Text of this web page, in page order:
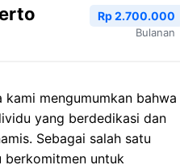
Rp 2.700.000
Bulanan
kami mengumumkan bahwa
yang berdedikasi dan
Sebagai salah satu
berkomitmen untuk